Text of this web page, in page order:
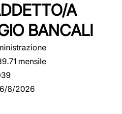
A
BANCALI
mensile
6/8/2026